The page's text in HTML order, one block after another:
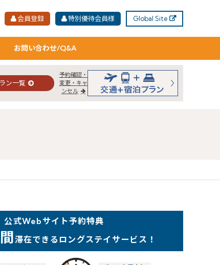
会員登録 特別優待会員様 Global Site
お問い合わせ/Q&A
ン一覧
予約確認・
変更・キャ
ンセル
公式Webサイト予約特典
滞在できる ロングステイサービス！